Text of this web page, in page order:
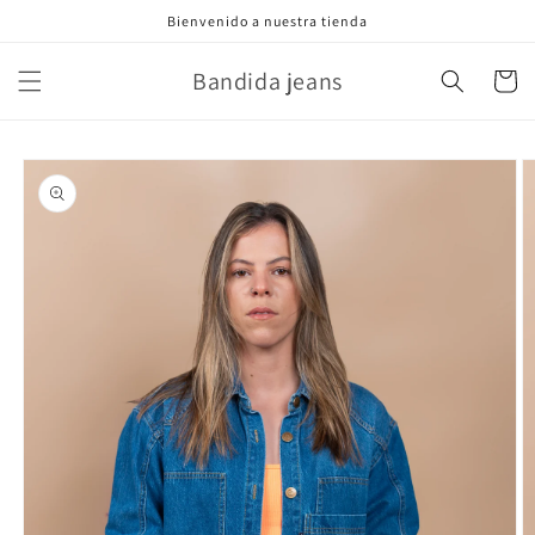
Bienvenido a nuestra tienda
Bandida jeans Carrito
directamente
a la
información